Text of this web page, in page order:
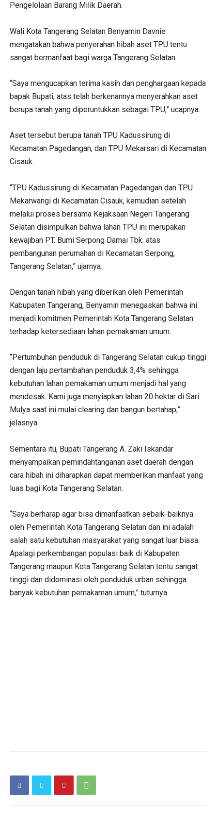
Pengelolaan Barang Milik Daerah.
Wali Kota Tangerang Selatan Benyamin Davnie
mengatakan bahwa penyerahan hibah aset TPU tentu
sangat bermanfaat bagi warga Tangerang Selatan.
“Saya mengucapkan terima kasih dan penghargaan kepada
bapak Bupati, atas telah berkenannya menyerahkan aset
berupa tanah yang diperuntukkan sebagai TPU,” ucapnya.
Aset tersebut berupa tanah TPU Kadussirung di
Kecamatan Pagedangan, dan TPU Mekarsari di Kecamatan
Cisauk.
“TPU Kadussirung di Kecamatan Pagedangan dan TPU
Mekarwangi di Kecamatan Cisauk, kemudian setelah
melalui proses bersama Kejaksaan Negeri Tangerang
Selatan disimpulkan bahwa lahan TPU ini merupakan
kewajiban PT. Bumi Serpong Damai Tbk. atas
pembangunan perumahan di Kecamatan Serpong,
Tangerang Selatan,” ujarnya.
Dengan tanah hibah yang diberikan oleh Pemerintah
Kabupaten Tangerang, Benyamin menegaskan bahwa ini
menjadi komitmen Pemerintah Kota Tangerang Selatan
terhadap ketersediaan lahan pemakaman umum.
“Pertumbuhan penduduk di Tangerang Selatan cukup tinggi
dengan laju pertambahan penduduk 3,4% sehingga
kebutuhan lahan pemakaman umum menjadi hal yang
mendesak. Kami juga menyiapkan lahan 20 hektar di Sari
Mulya saat ini mulai clearing dan bangun bertahap,”
jelasnya.
Sementara itu, Bupati Tangerang A. Zaki Iskandar
menyampaikan pemindahtanganan aset daerah dengan
cara hibah ini diharapkan dapat memberikan manfaat yang
luas bagi Kota Tangerang Selatan.
“Saya berharap agar bisa dimanfaatkan sebaik-baiknya
oleh Pemerintah Kota Tangerang Selatan dan ini adalah
salah satu kebutuhan masyarakat yang sangat luar biasa.
Apalagi perkembangan populasi baik di Kabupaten
Tangerang maupun Kota Tangerang Selatan tentu sangat
tinggi dan didominasi oleh penduduk urban sehingga
banyak kebutuhan pemakaman umum,” tuturnya.